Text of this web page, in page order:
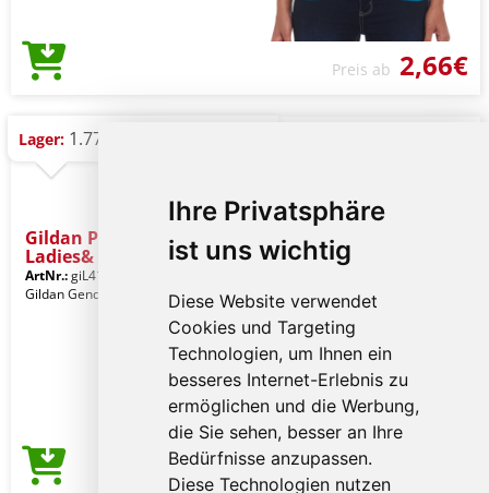
Ihre Privatsphäre
ist uns wichtig
Diese Website verwendet
Cookies und Targeting
Technologien, um Ihnen ein
besseres Internet-Erlebnis zu
ermöglichen und die Werbung,
die Sie sehen, besser an Ihre
Bedürfnisse anzupassen.
Diese Technologien nutzen
Preis ab 2,66€
Lager: 1.779 St.
Gildan Premium Cotton®
Ladies&
ArtNr.:giL4100nv-2xl
Gildan Gender: Frauenkleidung
Preis ab